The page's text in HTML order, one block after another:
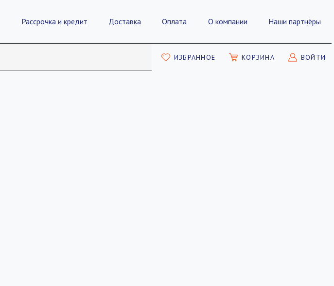
Рассрочка и кредит Доставка Оплата О компании Наши партнёры
ИЗБРАННОЕ КОРЗИНА ВОЙТИ